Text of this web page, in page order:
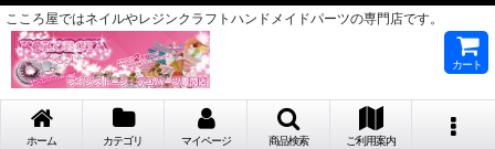
こころ屋ではネイルやレジンクラフトハンドメイドパーツの専門店です。
カート
ホーム カテゴリ マイページ 商品検索 ご利用案内